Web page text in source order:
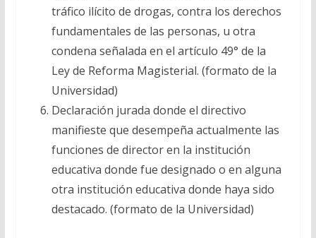
tráfico ilícito de drogas, contra los derechos
fundamentales de las personas, u otra
condena señalada en el artículo 49° de la
Ley de Reforma Magisterial. (formato de la
Universidad)
Declaración jurada donde el directivo
manifieste que desempeña actualmente las
funciones de director en la institución
educativa donde fue designado o en alguna
otra institución educativa donde haya sido
destacado. (formato de la Universidad)